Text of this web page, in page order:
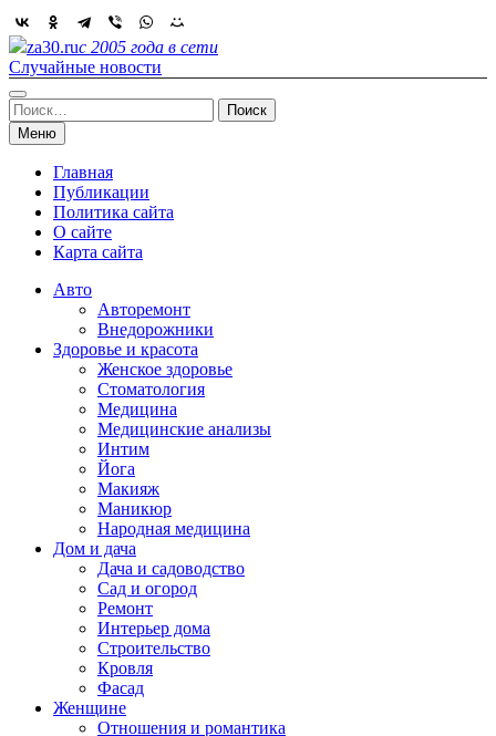
Skip
to
content
za30.ruс 2005 года в сети
Случайные новости
Найти:
Меню
Главная
Публикации
Политика сайта
О сайте
Карта сайта
Авто
Авторемонт
Внедорожники
Здоровье и красота
Женское здоровье
Стоматология
Медицина
Медицинские анализы
Интим
Йога
Макияж
Маникюр
Народная медицина
Дом и дача
Дача и садоводство
Сад и огород
Ремонт
Интерьер дома
Строительство
Кровля
Фасад
Женщине
Отношения и романтика